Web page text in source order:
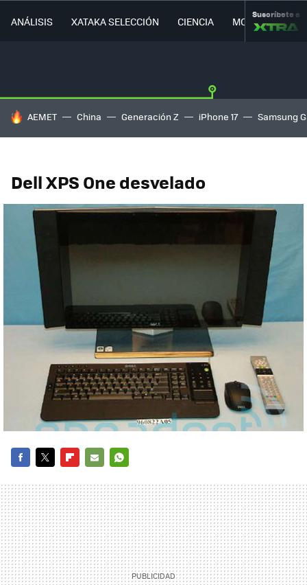
ANÁLISIS XATAKA SELECCIÓN CIENCIA MOVILIDAD
Suscríbete a
HOY SE HABLA DE
AEMET China Generación Z iPhone 17 Samsung
Dell XPS One desvelado
MAIL